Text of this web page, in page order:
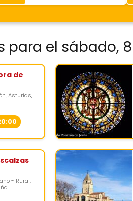
para el sábado,
de
Asturias,
- Rural,